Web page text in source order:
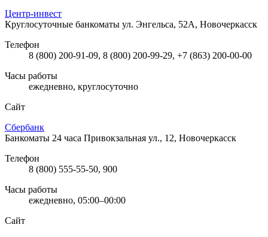
Центр-инвест
Круглосуточные банкоматы ул. Энгельса, 52А, Новочеркасск
Телефон
8 (800) 200-91-09, 8 (800) 200-99-29, +7 (863) 200-00-00
Часы работы
ежедневно, круглосуточно
Сайт
Сбербанк
Банкоматы 24 часа Привокзальная ул., 12, Новочеркасск
Телефон
8 (800) 555-55-50, 900
Часы работы
ежедневно, 05:00–00:00
Сайт